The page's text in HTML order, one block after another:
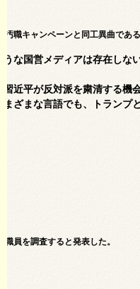
職キャンペーンと同工異曲である
な国営メディアは存在しな
近平が反対派を粛清する機
ざまな言語でも、トランプ
員を調査すると発表した。